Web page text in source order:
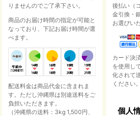
りませんのでご了承下さい。
商品のお届け時間の指定が可能と
なっており、下記お届け時間が選
べます。
配送料金は商品代金に含まれま
す。ただし沖縄県は別途送料をご
負担いただきます。
（沖縄県の送料：3kg 1,500円、
後払い（
金引換・
お選びい
カード決
を使用し
化されて
ください。
個人